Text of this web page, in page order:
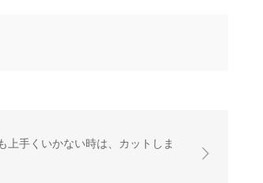
上手くいかない時は、カットしま